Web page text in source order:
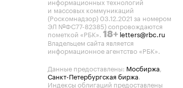
и массовых коммуникаций
(Роскомнадзор) 03.12.2021 за номером
ЭЛ №ФС77-82385) сопровождаются
пометкой «РБК». 18+ letters@rbc.ru
Владельцем сайта является
информационное агентство «РБК».
Данные предоставлены: Мосбиржа,
Санкт-Петербургская биржа.
Индексы облигаций предоставлены